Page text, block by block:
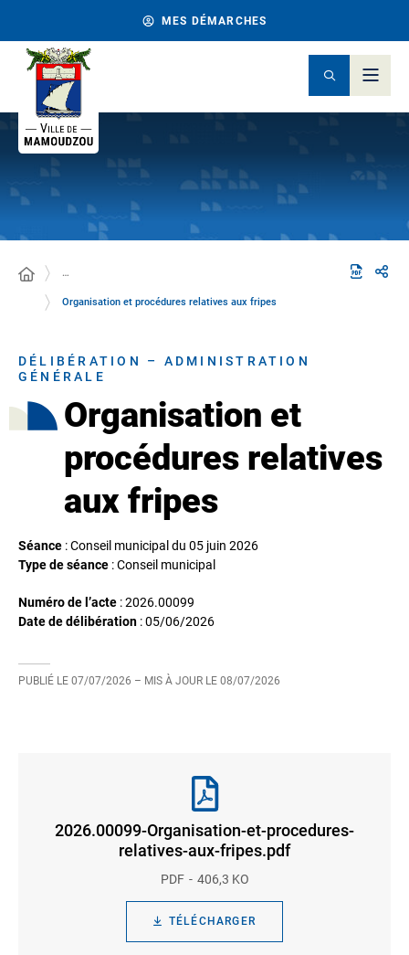
MES DÉMARCHES
…
Organisation et procédures relatives aux fripes
DÉLIBÉRATION – ADMINISTRATION
GÉNÉRALE
Organisation et
procédures relatives
aux fripes
Séance : Conseil municipal du 05 juin 2026
Type de séance : Conseil municipal
Numéro de l’acte : 2026.00099
Date de délibération :05/06/2026
PUBLIÉ LE 07/07/2026 – MIS À JOUR LE 08/07/2026
2026.00099-Organisation-et-procedures-
relatives-aux-fripes.pdf
PDF 406,3 KO
TÉLÉCHARGER